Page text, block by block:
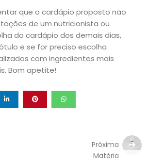
que o cardápio proposto não
de um nutricionista ou
do cardápio dos demais dias,
e se for preciso escolha
com ingredientes mais
Bom apetite!
Próxima
Matéria